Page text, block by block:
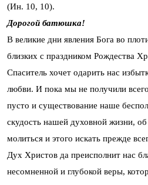
(Ин. 10, 10).
Дорогой батюшка!
В великие дни явления Бога во
близких с праздником Рождества
Спаситель хочет одарить нас
любви. И пока мы не получили
пусто и существование наше
скудость нашей духовной жизни,
молиться и этого искать прежде
Дух Христов да преисполнит нас
несомненной и глубокой веры,